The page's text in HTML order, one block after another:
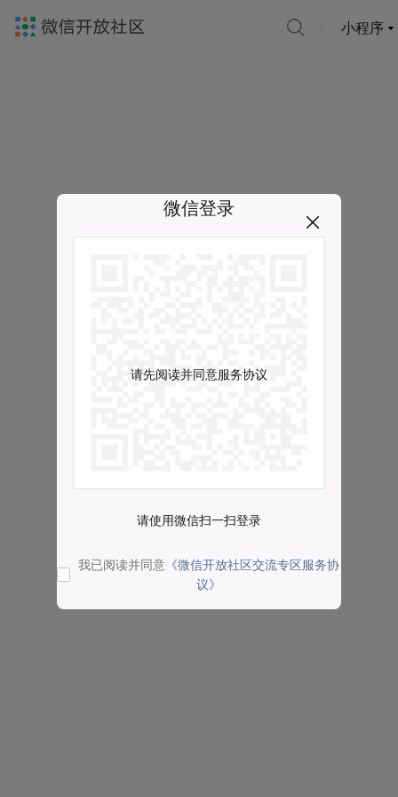
小程序
微信登录
请先阅读并同意服务协议
请使用微信扫一扫登录
我已阅读并同意 《微信开放社区交流专区服务协
议》